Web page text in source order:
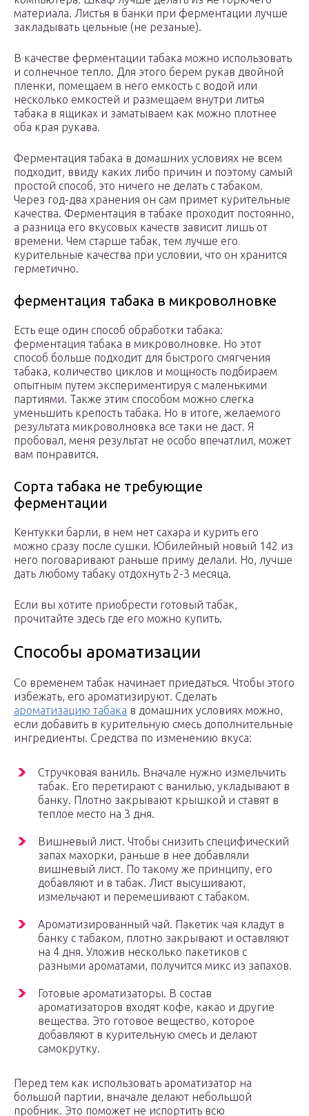
материала. Листья в банки при ферментации лучше
закладывать цельные (не резаные).
В качестве ферментации табака можно использовать
и солнечное тепло. Для этого берем рукав двойной
пленки, помещаем в него емкость с водой или
несколько емкостей и размещаем внутри литья
табака в ящиках и заматываем как можно плотнее
оба края рукава.
Ферментация табака в домашних условиях не всем
подходит, ввиду каких либо причин и поэтому самый
простой способ, это ничего не делать с табаком.
Через год-два хранения он сам примет курительные
качества. Ферментация в табаке проходит постоянно,
а разница его вкусовых качеств зависит лишь от
времени. Чем старше табак, тем лучше его
курительные качества при условии, что он хранится
герметично.
ферментация табака в микроволновке
Есть еще один способ обработки табака:
ферментация табака в микроволновке. Но этот
способ больше подходит для быстрого смягчения
табака, количество циклов и мощность подбираем
опытным путем экспериментируя с маленькими
партиями. Также этим способом можно слегка
уменьшить крепость табака. Но в итоге, желаемого
результата микроволновка все таки не даст. Я
пробовал, меня результат не особо впечатлил, может
вам понравится.
Сорта табака не требующие
ферментации
Кентукки барли, в нем нет сахара и курить его
можно сразу после сушки. Юбилейный новый 142 из
него поговаривают раньше приму делали. Но, лучше
дать любому табаку отдохнуть 2-3 месяца.
Если вы хотите приобрести готовый табак,
прочитайте здесь где его можно купить.
Способы ароматизации
Со временем табак начинает приедаться. Чтобы этого
избежать, его ароматизируют. Сделать
ароматизацию табака в домашних условиях можно,
если добавить в курительную смесь дополнительные
ингредиенты. Средства по изменению вкуса:
Стручковая ваниль. Вначале нужно измельчить
табак. Его перетирают с ванилью, укладывают в
банку. Плотно закрывают крышкой и ставят в
теплое место на 3 дня.
Вишневый лист. Чтобы снизить специфический
запах махорки, раньше в нее добавляли
вишневый лист. По такому же принципу, его
добавляют и в табак. Лист высушивают,
измельчают и перемешивают с табаком.
Ароматизированный чай. Пакетик чая кладут в
банку с табаком, плотно закрывают и оставляют
на 4 дня. Уложив несколько пакетиков с
разными ароматами, получится микс из запахов.
Готовые ароматизаторы. В состав
ароматизаторов входят кофе, какао и другие
вещества. Это готовое вещество, которое
добавляют в курительную смесь и делают
самокрутку.
Перед тем как использовать ароматизатор на
большой партии, вначале делают небольшой
пробник. Это поможет не испортить всю